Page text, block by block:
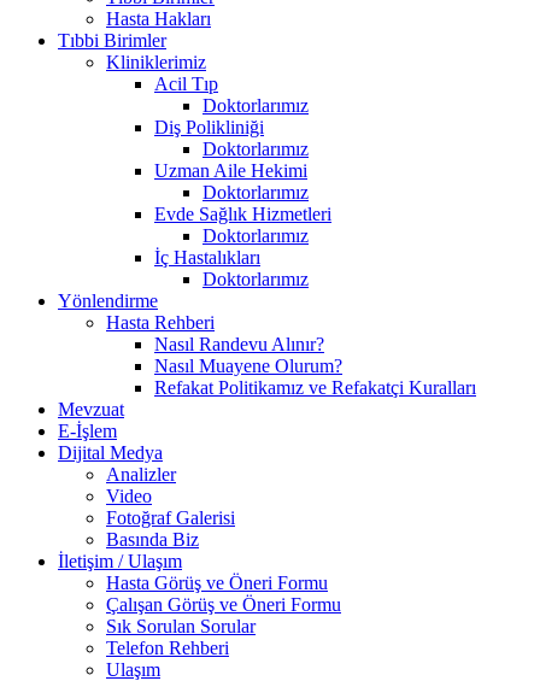
Hasta Hakları
Tıbbi Birimler
Kliniklerimiz
Acil Tıp
Doktorlarımız
Diş Polikliniği
Doktorlarımız
Uzman Aile Hekimi
Doktorlarımız
Evde Sağlık Hizmetleri
Doktorlarımız
İç Hastalıkları
Doktorlarımız
Yönlendirme
Hasta Rehberi
Nasıl Randevu Alınır?
Nasıl Muayene Olurum?
Refakat Politikamız ve Refakatçi Kuralları
Mevzuat
E-İşlem
Dijital Medya
Analizler
Video
Fotoğraf Galerisi
Basında Biz
İletişim / Ulaşım
Hasta Görüş ve Öneri Formu
Çalışan Görüş ve Öneri Formu
Sık Sorulan Sorular
Telefon Rehberi
Ulaşım